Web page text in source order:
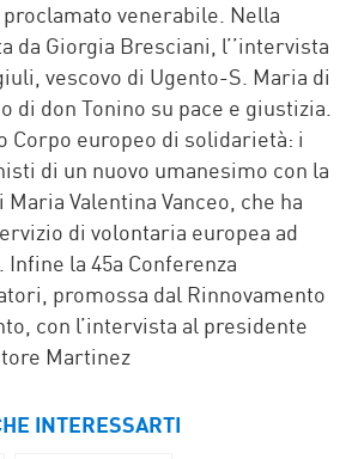
venerabile. Nella
da Giorgia Bresciani, l’’intervista
vescovo di Ugento-S. Maria di
di don Tonino su pace e giustizia.
Corpo europeo di solidarietà: i
di un nuovo umanesimo con la
Valentina Vanceo, che ha
di volontaria europea ad
la 45a Conferenza
promossa dal Rinnovamento
con l’intervista al presidente
Martinez
INTERESSARTI